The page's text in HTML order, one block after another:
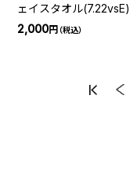
ェイスタオル(7.22vsE)
2,000円（税込）